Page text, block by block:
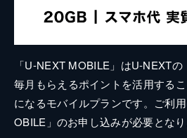
「U-NEXT MOBILE」はU-NEXT
毎月もらえるポイントを活用する
になるモバイルプランです。ご利
OBILE」のお申し込みが必要となり